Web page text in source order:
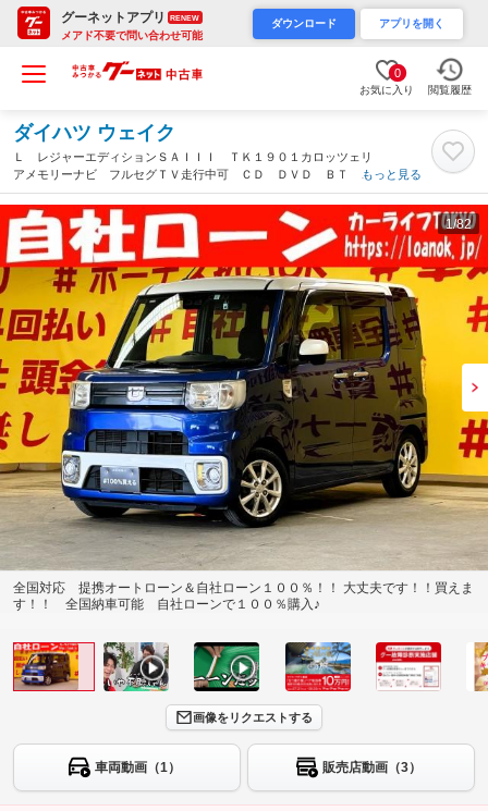
グーネットアプリ RENEW
メアド不要で問い合わせ可能
ダウンロード アプリを開く
0
お気に入り 閲覧履歴
ダイハツ ウェイク
Ｌ レジャーエディションＳＡＩＩＩ ＴＫ１９０１カロッツェリ
アメモリーナビ フルセグＴＶ走行中可 ＣＤ ＤＶＤ ＢＴ バ
ックカメラ ＥＴＣ アイドリングストップ オートハイビーム
運転席シートヒーター スマートアシストＩＩＩ ４ＷＤ（千葉
県）
もっと見る
1/82
全国対応 提携オートローン＆自社ローン１００％！！ 大丈夫です！！買えま
す！！ 全国納車可能 自社ローンで１００％購入♪
画像をリクエストする
車両動画（1） 販売店動画（3）